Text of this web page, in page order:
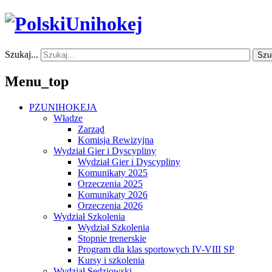
Szukaj...
Menu_top
PZUNIHOKEJA
Władze
Zarząd
Komisja Rewizyjna
Wydział Gier i Dyscypliny
Wydział Gier i Dyscypliny
Komunikaty 2025
Orzeczenia 2025
Komunikaty 2026
Orzeczenia 2026
Wydział Szkolenia
Wydział Szkolenia
Stopnie trenerskie
Program dla klas sportowych IV-VIII SP
Kursy i szkolenia